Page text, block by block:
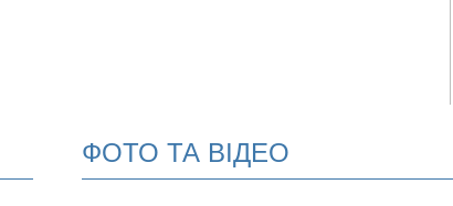
ФОТО ТА ВІДЕО